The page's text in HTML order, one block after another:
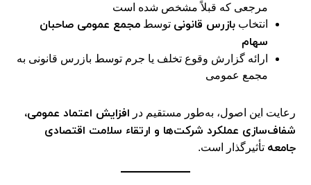
مرجعی که قبلاً مشخص شده است
انتخاببازرس قانونی توسطمجمع عمومی صاحبان
سهام
ارائه گزارش وقوع تخلف یا جرم توسط بازرس قانونی به
مجمع عمومی
رعایت این اصول، به‌طور مستقیم در افزایش اعتماد عمومی،
شفاف‌سازی عملکرد شرکت‌ها و ارتقاء سلامت اقتصادی
جامعه تأثیرگذار است.